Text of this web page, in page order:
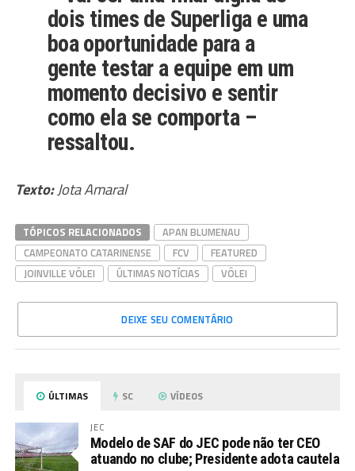
dois times de Superliga e uma
boa oportunidade para a
gente testar a equipe em um
momento decisivo e sentir
como ela se comporta –
ressaltou.
Texto:Jota Amaral
TÓPICOS RELACIONADOS
APAN BLUMENAU
CAMPEONATO CATARINENSE
FCV
FEATURED
JOINVILLE VÔLEI
ÚLTIMAS NOTÍCIAS VÔLEI
DEIXE SEU COMENTÁRIO
ÚLTIMAS SC VÍDEOS
JEC
Modelo de SAF do JEC pode não ter CEO
atuando no clube; Presidente adota cautela